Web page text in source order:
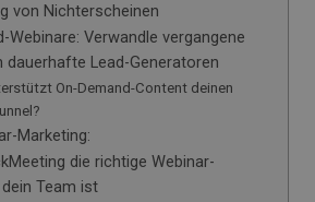
von Nichterscheinen
Webinare: Verwandle vergangene
dauerhafte Lead-Generatoren
On-Demand-Content deinen
Marketing:
die richtige Webinar-
Team ist